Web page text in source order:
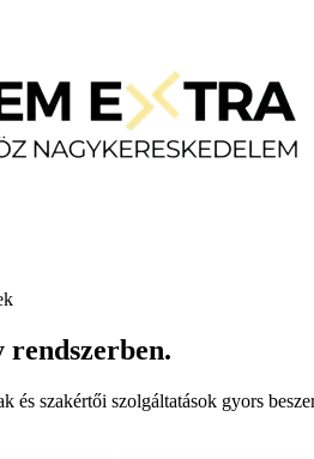
szakértői szolgáltatások gyors